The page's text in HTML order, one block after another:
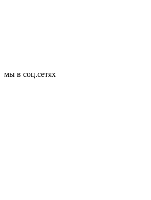
мы в соц.сетях